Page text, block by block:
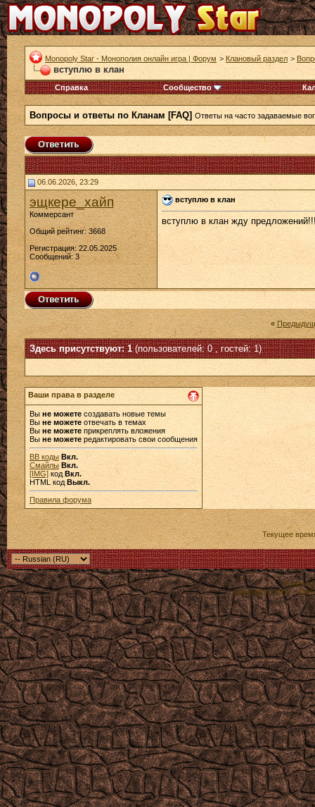
Monopoly Star - Монополия онлайн игра | Форум > Клановый раздел >
вступлю в клан
Справка Сообщество
Вопросы и ответы по Кланам [FAQ] Ответы на часто задаваемые
06.06.2026, 23:29
эщкере_хайп
Коммерсант
Общий рейтинг: 3668
Регистрация: 22.05.2025
Сообщений: 3
вступлю в клан
вступлю в клан жду
«
Здесь присутствуют: 1(пользователей: 0 , гостей: 1)
Ваши права в разделе
Вы не можете создавать новые темы
Выне можете отвечать в темах
Выне можете прикреплять вложения
Вы не можетередактировать свои сообщения
BB коды Вкл.
Смайлы Вкл.
[IMG] код Вкл.
HTML код Выкл.
Правила форума
Текущее
Powered
Copyright ©2000 -